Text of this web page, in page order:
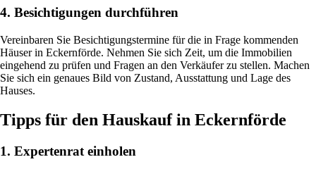
4. Besichtigungen durchführen
Vereinbaren Sie Besichtigungstermine für die in Frage kommenden
Häuser in Eckernförde. Nehmen Sie sich Zeit, um die Immobilien
eingehend zu prüfen und Fragen an den Verkäufer zu stellen. Machen
Sie sich ein genaues Bild von Zustand, Ausstattung und Lage des
Hauses.
Tipps für den Hauskauf in Eckernförde
1. Expertenrat einholen